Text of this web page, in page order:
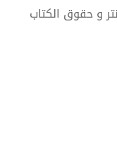
و حقوق الكتاب